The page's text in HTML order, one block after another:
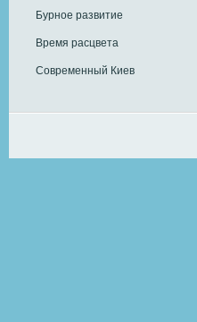
Бурное развитие
Время расцвета
Современный Киев